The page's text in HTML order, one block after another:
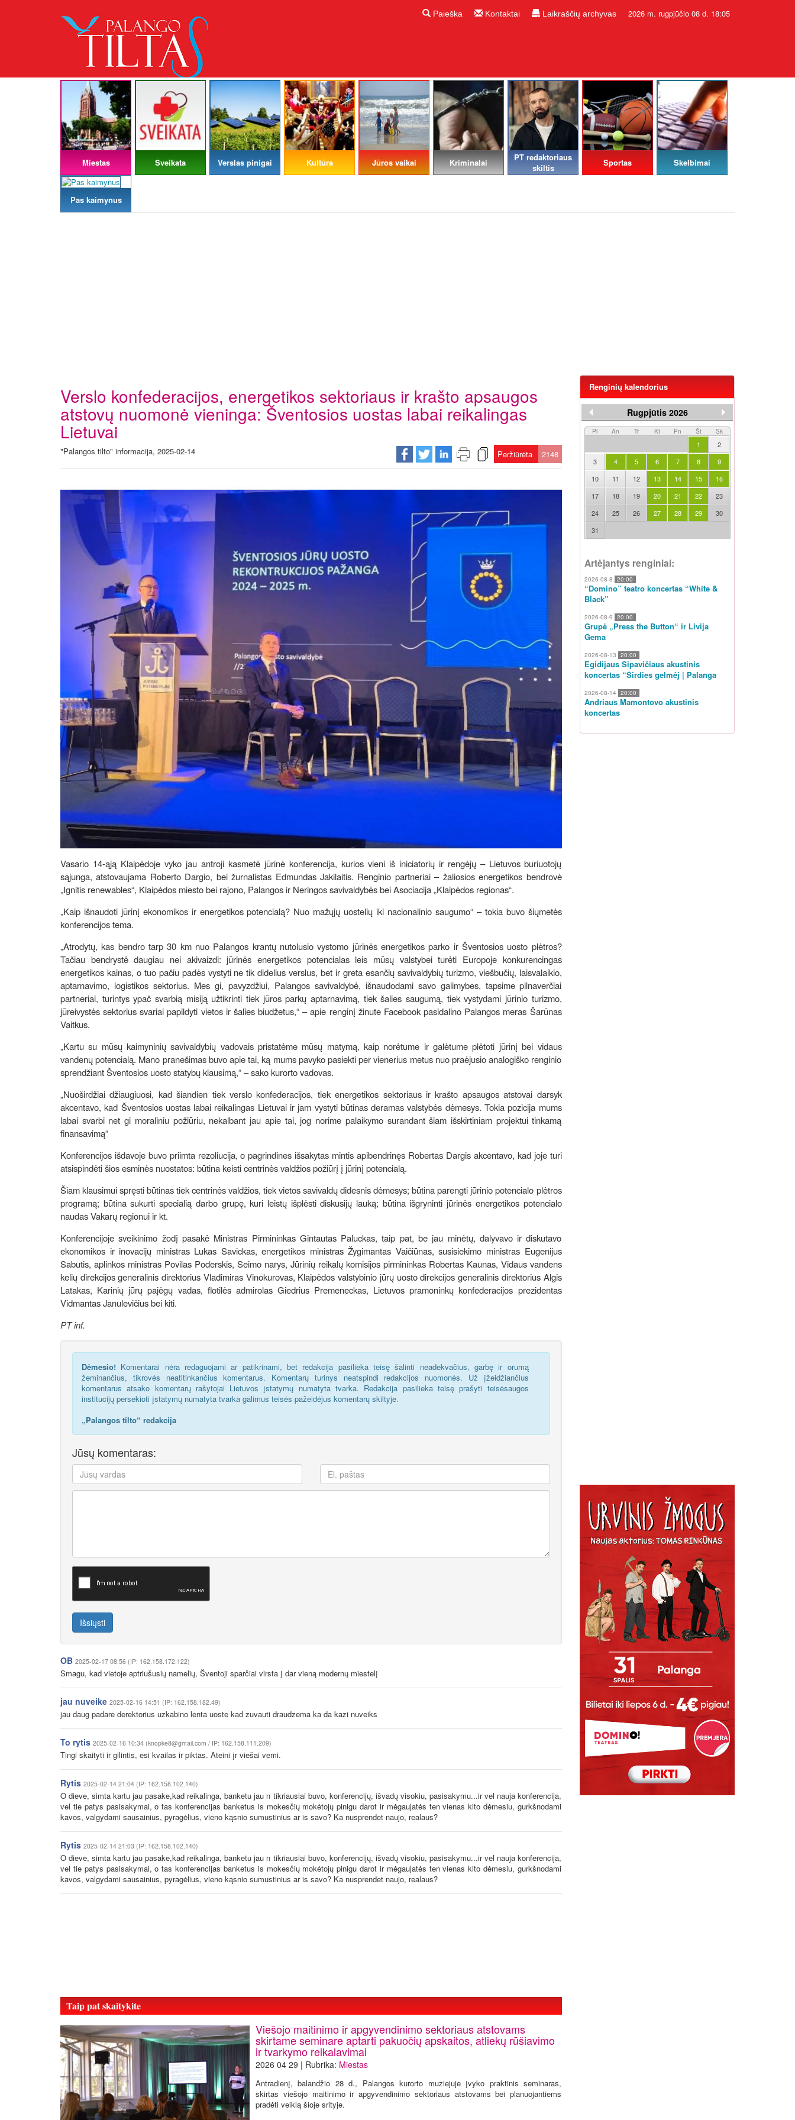
Paieška Kontaktai Laikraščių archyvas 2026 m. rugpjūčio 08 d. 18:05
Miestas Sveikata Verslas pinigai Kultūra Jūros vaikai Kriminalai
PT redaktoriaus
skiltis
Sportas Skelbimai
Pas kaimynus
Verslo konfederacijos, energetikos sektoriaus ir krašto apsaugos
atstovų nuomonė vieninga: Šventosios uostas labai reikalingas
Lietuvai
"Palangos tilto" informacija, 2025-02-14 Peržiūrėta 2148
Vasario 14-ąją Klaipėdoje vyko jau antroji kasmetė jūrinė konferencija, kurios vieni iš iniciatorių ir rengėjų – Lietuvos buriuotojų
sąjunga, atstovaujama Roberto Dargio, bei žurnalistas Edmundas Jakilaitis. Renginio partneriai – žaliosios energetikos bendrovė
„Ignitis renewables“, Klaipėdos miesto bei rajono, Palangos ir Neringos savivaldybės bei Asociacija „Klaipėdos regionas“.
„Kaip išnaudoti jūrinį ekonomikos ir energetikos potencialą? Nuo mažųjų uostelių iki nacionalinio saugumo“ – tokia buvo šiųmetės
konferencijos tema.
„Atrodytų, kas bendro tarp 30 km nuo Palangos krantų nutolusio vystomo jūrinės energetikos parko ir Šventosios uosto plėtros?
Tačiau bendrystė daugiau nei akivaizdi: jūrinės energetikos potencialas leis mūsų valstybei turėti Europoje konkurencingas
energetikos kainas, o tuo pačiu padės vystyti ne tik didelius verslus, bet ir greta esančių savivaldybių turizmo, viešbučių, laisvalaikio,
aptarnavimo, logistikos sektorius. Mes gi, pavyzdžiui, Palangos savivaldybė, išnaudodami savo galimybes, tapsime pilnaverčiai
partneriai, turintys ypač svarbią misiją užtikrinti tiek jūros parkų aptarnavimą, tiek šalies saugumą, tiek vystydami jūrinio turizmo,
jūreivystės sektorius svariai papildyti vietos ir šalies biudžetus,“ – apie renginį žinute Facebook pasidalino Palangos meras Šarūnas
Vaitkus.
„Kartu su mūsų kaimyninių savivaldybių vadovais pristatėme mūsų matymą, kaip norėtume ir galėtume plėtoti jūrinį bei vidaus
vandenų potencialą. Mano pranešimas buvo apie tai, ką mums pavyko pasiekti per vienerius metus nuo praėjusio analogiško renginio
sprendžiant Šventosios uosto statybų klausimą,“ – sako kurorto vadovas.
„Nuoširdžiai džiaugiuosi, kad šiandien tiek verslo konfederacijos, tiek energetikos sektoriaus ir krašto apsaugos atstovai darsyk
akcentavo, kad Šventosios uostas labai reikalingas Lietuvai ir jam vystyti būtinas deramas valstybės dėmesys. Tokia pozicija mums
labai svarbi net gi moraliniu požiūriu, nekalbant jau apie tai, jog norime palaikymo surandant šiam išskirtiniam projektui tinkamą
finansavimą“
Konferencijos išdavoje buvo priimta rezoliucija, o pagrindines išsakytas mintis apibendrinęs Robertas Dargis akcentavo, kad joje turi
atsispindėti šios esminės nuostatos: būtina keisti centrinės valdžios požiūrį į jūrinį potencialą.
Šiam klausimui spręsti būtinas tiek centrinės valdžios, tiek vietos savivaldų didesnis dėmesys; būtina parengti jūrinio potencialo plėtros
programą; būtina sukurti specialią darbo grupę, kuri leistų išplėsti diskusijų lauką; būtina išgryninti jūrinės energetikos potencialo
naudas Vakarų regionui ir kt.
Konferencijoje sveikinimo žodį pasakė Ministras Pirmininkas Gintautas Paluckas, taip pat, be jau minėtų, dalyvavo ir diskutavo
ekonomikos ir inovacijų ministras Lukas Savickas, energetikos ministras Žygimantas Vaičiūnas, susisiekimo ministras Eugenijus
Sabutis, aplinkos ministras Povilas Poderskis, Seimo narys, Jūrinių reikalų komisijos pirmininkas Robertas Kaunas, Vidaus vandens
kelių direkcijos generalinis direktorius Vladimiras Vinokurovas, Klaipėdos valstybinio jūrų uosto direkcijos generalinis direktorius Algis
Latakas, Karinių jūrų pajėgų vadas, flotilės admirolas Giedrius Premeneckas, Lietuvos pramoninkų konfederacijos prezidentas
Vidmantas Janulevičius bei kiti.
PT inf.
Dėmesio! Komentarai nėra redaguojami ar patikrinami, bet redakcija pasilieka teisę šalinti neadekvačius, garbę ir orumą
žeminančius, tikrovės neatitinkančius komentarus. Komentarų turinys neatspindi redakcijos nuomonės. Už įžeidžiančius
komentarus atsako komentarų rašytojai Lietuvos įstatymų numatyta tvarka. Redakcija pasilieka teisę prašyti teisėsaugos
institucijų persekioti įstatymų numatyta tvarka galimus teisės pažeidėjus komentarų skiltyje.
„Palangos tilto“ redakcija
Jūsų komentaras:
Išsiųsti
OB 2025-02-17 08:56 (IP: 162.158.172.122)
Smagu, kad vietoje aptriušusių namelių, Šventoji sparčiai virsta į dar vieną modernų miestelį
jau nuveike 2025-02-16 14:51 (IP: 162.158.182.49)
jau daug padare derektorius uzkabino lenta uoste kad zuvauti draudzema ka da kazi nuveiks
To rytis 2025-02-16 10:34 (knopke8@gmail.com / IP: 162.158.111.209)
Tingi skaityti ir gilintis, esi kvailas ir piktas. Ateini įr viešai vemi.
Rytis 2025-02-14 21:04 (IP: 162.158.102.140)
O dieve, simta kartu jau pasake,kad reikalinga, banketu jau n tikriausiai buvo, konferencijų, išvadų visokiu, pasisakymu...ir vel nauja konferencija,
vel tie patys pasisakymai, o tas konferencijas banketus is mokesčių mokėtojų pinigu darot ir mėgaujatės ten vienas kito dėmesiu, gurkšnodami
kavos, valgydami sausainius, pyragėlius, vieno kąsnio sumustinius ar is savo? Ka nusprendet naujo, realaus?
Rytis 2025-02-14 21:03 (IP: 162.158.102.140)
O dieve, simta kartu jau pasake,kad reikalinga, banketu jau n tikriausiai buvo, konferencijų, išvadų visokiu, pasisakymu...ir vel nauja konferencija,
vel tie patys pasisakymai, o tas konferencijas banketus is mokesčių mokėtojų pinigu darot ir mėgaujatės ten vienas kito dėmesiu, gurkšnodami
kavos, valgydami sausainius, pyragėlius, vieno kąsnio sumustinius ar is savo? Ka nusprendet naujo, realaus?
Taip pat skaitykite
Viešojo maitinimo ir apgyvendinimo sektoriaus atstovams
skirtame seminare aptarti pakuočių apskaitos, atliekų rūšiavimo
ir tvarkymo reikalavimai
2026 04 29 | Rubrika: Miestas
Antradienį, balandžio 28 d., Palangos kurorto muziejuje įvyko praktinis seminaras,
skirtas viešojo maitinimo ir apgyvendinimo sektoriaus atstovams bei planuojantiems
pradėti veiklą šioje srityje.
Renginių kalendorius
Rugpjūtis 2026
Pi An Tr Kt Pn Št Sk
1
2
3
4 5 6 7 8
9
10
11 12 13 14 15
16
17
18 19 20 21 22
23
24
25 26 27 28 29
30
31
Artėjantys renginiai:
2026-08-8 20:00
“Domino” teatro koncertas “White &
Black”
2026-08-9 20:00
Grupė „Press the Button“ ir Livija
Gema
2026-08-13 20:00
Egidijaus Sipavičiaus akustinis
koncertas “Širdies gelmėj | Palanga
2026-08-14 20:00
Andriaus Mamontovo akustinis
koncertas